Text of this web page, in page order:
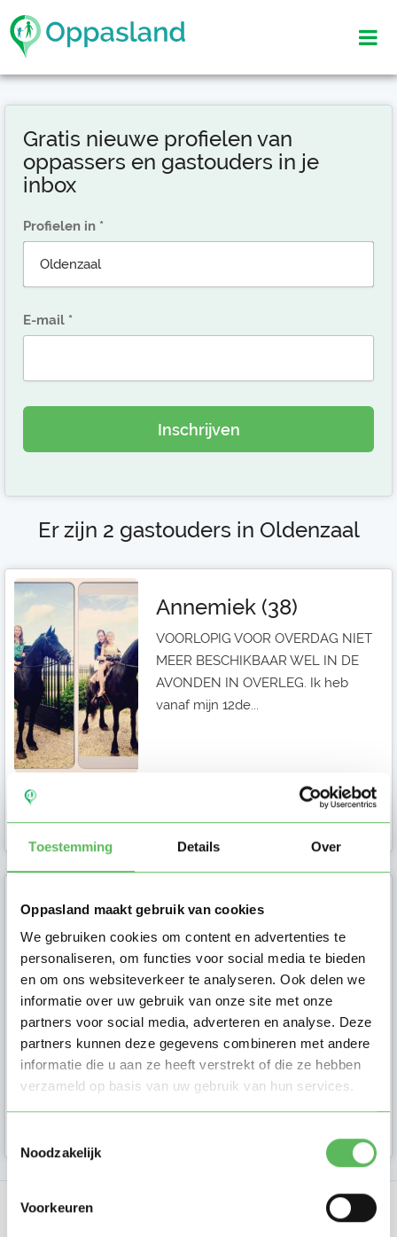
Toestemming Details Over
Oppasland maakt gebruik van cookies
We gebruiken cookies om content en advertenties te
personaliseren, om functies voor social media te bieden
en om ons websiteverkeer te analyseren. Ook delen we
informatie over uw gebruik van onze site met onze
partners voor social media, adverteren en analyse. Deze
partners kunnen deze gegevens combineren met andere
informatie die u aan ze heeft verstrekt of die ze hebben
verzameld op basis van uw gebruik van hun services.
Noodzakelijk
Voorkeuren
Gratis nieuwe profielen van
oppassers en gastouders in je
inbox
Profielen in
E-mail
Inschrijven
Er zijn 2 gastouders in Oldenzaal
Gastouder in
Oldenzaal
Annemiek (38)
VOORLOPIG VOOR OVERDAG NIET
MEER BESCHIKBAAR WEL IN DE
AVONDEN IN OVERLEG. Ik heb
vanaf mijn 12de...
Francien (63)
Ik ben een gezellige, spontane en
zorgzame vrouw met ruime
ervaring en diploma's in de
Kinderopvang ...